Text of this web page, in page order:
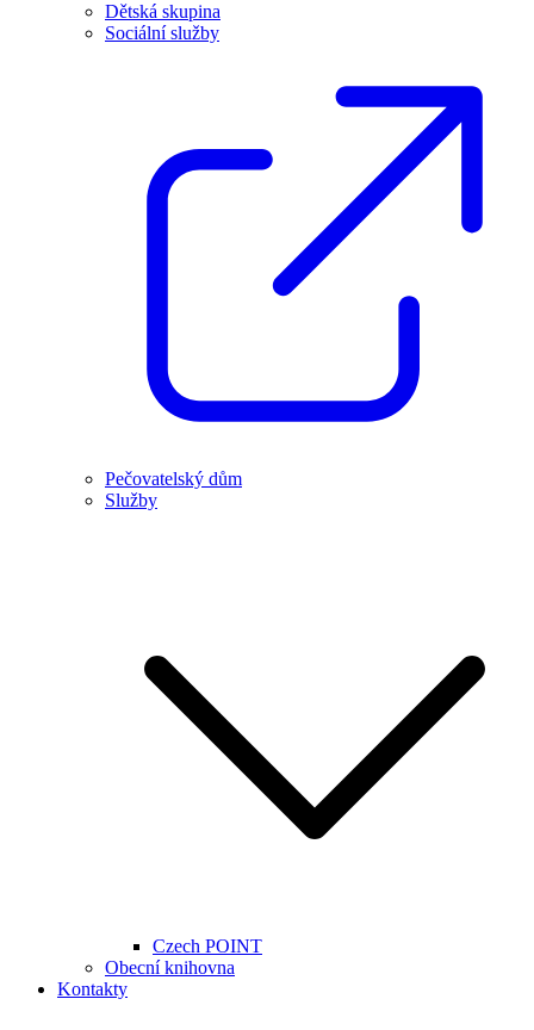
Dětská skupina
Sociální služby
Pečovatelský dům
Služby
Czech POINT
Obecní knihovna
Kontakty